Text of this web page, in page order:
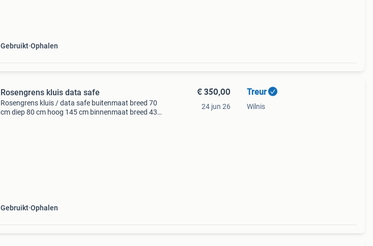
Gebruikt Ophalen
Rosengrens kluis data safe
Rosengrens kluis / data safe buitenmaat breed 70
cm diep 80 cm hoog 145 cm binnenmaat breed 43
Gebruikt Ophalen
€ 350,00
24 jun 26
Treur
Wilnis